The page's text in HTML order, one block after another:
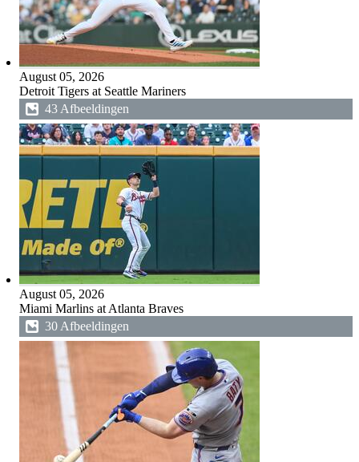
August 05, 2026
Detroit Tigers at Seattle Mariners
43 Afbeeldingen
August 05, 2026
Miami Marlins at Atlanta Braves
30 Afbeeldingen